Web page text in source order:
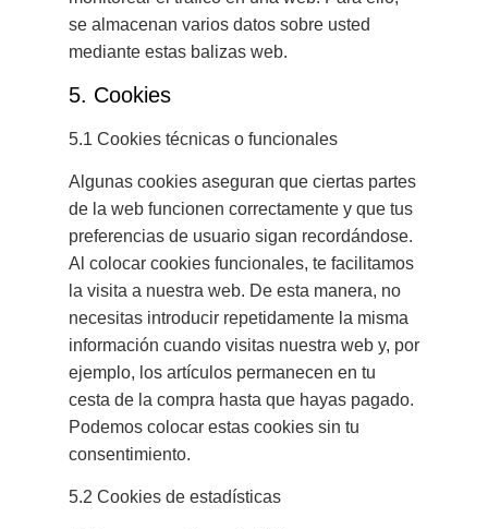
se almacenan varios datos sobre usted
mediante estas balizas web.
5. Cookies
5.1 Cookies técnicas o funcionales
Algunas cookies aseguran que ciertas partes
de la web funcionen correctamente y que tus
preferencias de usuario sigan recordándose.
Al colocar cookies funcionales, te facilitamos
la visita a nuestra web. De esta manera, no
necesitas introducir repetidamente la misma
información cuando visitas nuestra web y, por
ejemplo, los artículos permanecen en tu
cesta de la compra hasta que hayas pagado.
Podemos colocar estas cookies sin tu
consentimiento.
5.2 Cookies de estadísticas